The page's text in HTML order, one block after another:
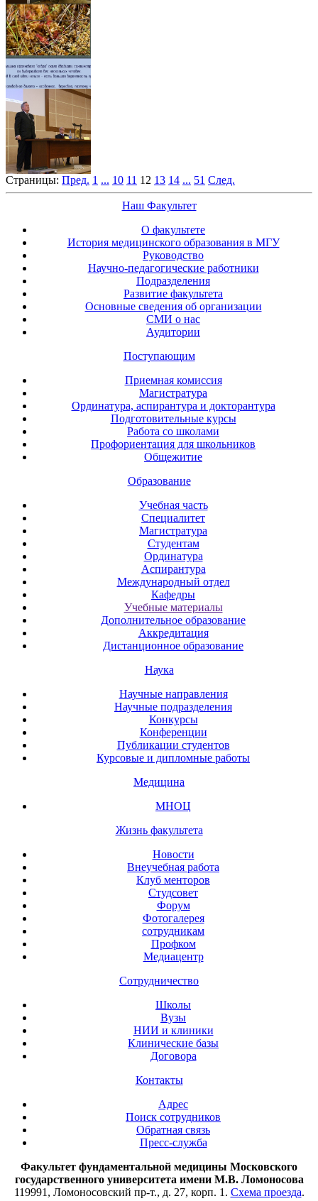
Страницы: Пред. 1 ... 10 11 12 13 14 ... 51 След.
Наш Факультет
О факультете
История медицинского образования в МГУ
Руководство
Научно-педагогические работники
Подразделения
Развитие факультета
Основные сведения об организации
СМИ о нас
Аудитории
Поступающим
Приемная комиссия
Магистратура
Ординатура, аспирантура и докторантура
Подготовительные курсы
Работа со школами
Профориентация для школьников
Общежитие
Образование
Учебная часть
Специалитет
Магистратура
Студентам
Ординатура
Аспирантура
Международный отдел
Кафедры
Учебные материалы
Дополнительное образование
Аккредитация
Дистанционное образование
Наука
Научные направления
Научные подразделения
Конкурсы
Конференции
Публикации студентов
Курсовые и дипломные работы
Медицина
МНОЦ
Жизнь факультета
Новости
Внеучебная работа
Клуб менторов
Студсовет
Форум
Фотогалерея
сотрудникам
Профком
Медиацентр
Сотрудничество
Школы
Вузы
НИИ и клиники
Клинические базы
Договора
Контакты
Адрес
Поиск сотрудников
Обратная связь
Пресс-служба
Факультет фундаментальной медицины Московского
государственного университета имени М.В. Ломоносова
119991, Ломоносовский пр-т., д. 27, корп. 1. Схема проезда.